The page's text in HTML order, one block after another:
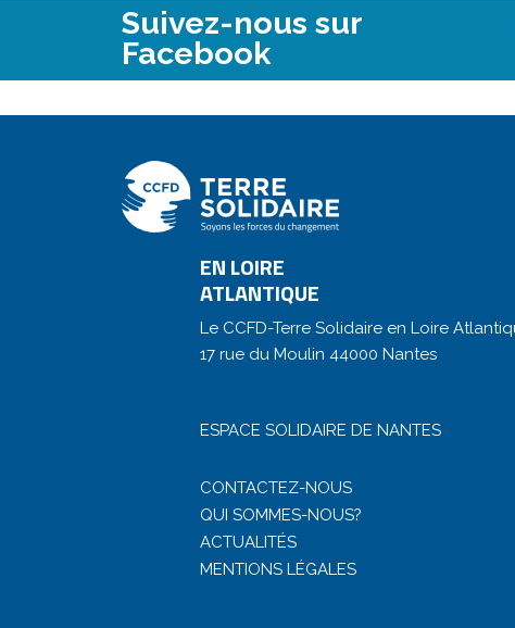
Suivez-nous sur
Facebook
EN LOIRE
ATLANTIQUE
Le CCFD-Terre Solidaire en Loire
17 rue du Moulin 44000 Nantes
ESPACE SOLIDAIRE DE NANTES
CONTACTEZ-NOUS
QUI SOMMES-NOUS?
ACTUALITÉS
MENTIONS LÉGALES